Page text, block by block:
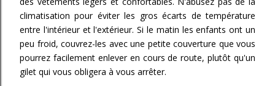
climatisation pour éviter les gros écarts de température
entre l'intérieur et l'extérieur. Si le matin les enfants ont un
peu froid, couvrez-les avec une petite couverture que vous
pourrez facilement enlever en cours de route, plutôt qu'un
gilet qui vous obligera à vous arrêter.